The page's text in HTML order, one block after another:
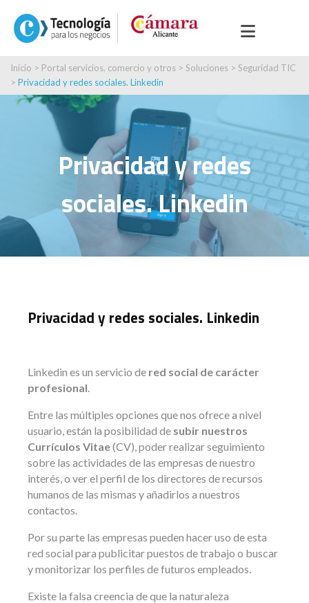
Inicio > Portal servicios, comercio y otros > Soluciones > Seguridad TIC
> Privacidad y redes sociales. Linkedin
Privacidad y redes
sociales. Linkedin
Privacidad y redes sociales. Linkedin
Linkedin es un servicio de red social de carácter
profesional.
Entre las múltiples opciones que nos ofrece a nivel
usuario, están la posibilidad de subir nuestros
Currículos Vitae(CV), poder realizar seguimiento
sobre las actividades de las empresas de nuestro
interés, o ver el perfil de los directores de recursos
humanos de las mismas y añadirlos a nuestros
contactos.
Por su parte las empresas pueden hacer uso de esta
red social para publicitar puestos de trabajo o buscar
y monitorizar los perfiles de futuros empleados.
Existe la falsa creencia de que la naturaleza